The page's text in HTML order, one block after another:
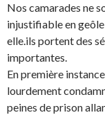
Nos camarades ne
injustifiable en
elle.ils portent des
importantes.
En première
lourdement
peines de prison